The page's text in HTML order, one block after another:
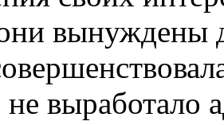
вынуждены
выработало